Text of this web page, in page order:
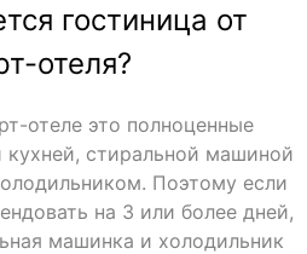
гостиница от
отеля?
отеле это полноценные
кухней, стиральной машиной
Поэтому если
на 3 или более дней,
машинка и холодильник